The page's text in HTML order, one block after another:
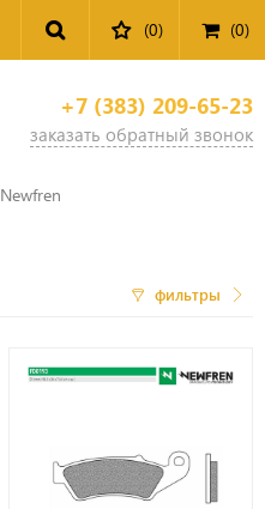
(0) (0)
+7 (383) 209-65-23
заказать обратный звонок
Newfren
фильтры